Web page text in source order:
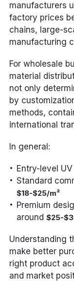
manufacturers
factory prices
chains, large-
manufacturing
For wholesale
material
not only
by
methods,
international
In general:
Entry-level
Standard
$18-$25/m²
Premium
around$25-
Understanding
make better
right product
and market